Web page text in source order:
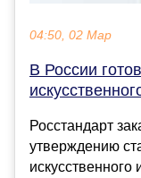
04:50, 02 Мар
В России
Росстандарт
утверждению
искусственного